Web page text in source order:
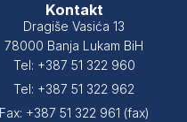
Kontakt
Dragiše Vasića 13
78000 Banja Lukam BiH
Tel: +387 51 322 960
Tel: +387 51 322 962
Fax: +387 51 322 961 (fax)